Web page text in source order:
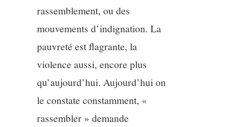
rassemblement, ou des
mouvements d’indignation. La
pauvreté est flagrante, la
violence aussi, encore plus
qu’aujourd’hui. Aujourd’hui on
le constate constamment, «
rassembler » demande